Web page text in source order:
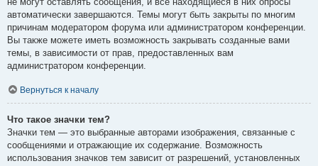
автоматически завершаются. Темы могут быть закрыты по многим
причинам модератором форума или администратором конференции.
Вы также можете иметь возможность закрывать созданные вами
темы, в зависимости от прав, предоставленных вам
администратором конференции.
Вернуться к началу
Что такое значки тем?
Значки тем — это выбранные авторами изображения, связанные с
сообщениями и отражающие их содержание. Возможность
использования значков тем зависит от разрешений, установленных